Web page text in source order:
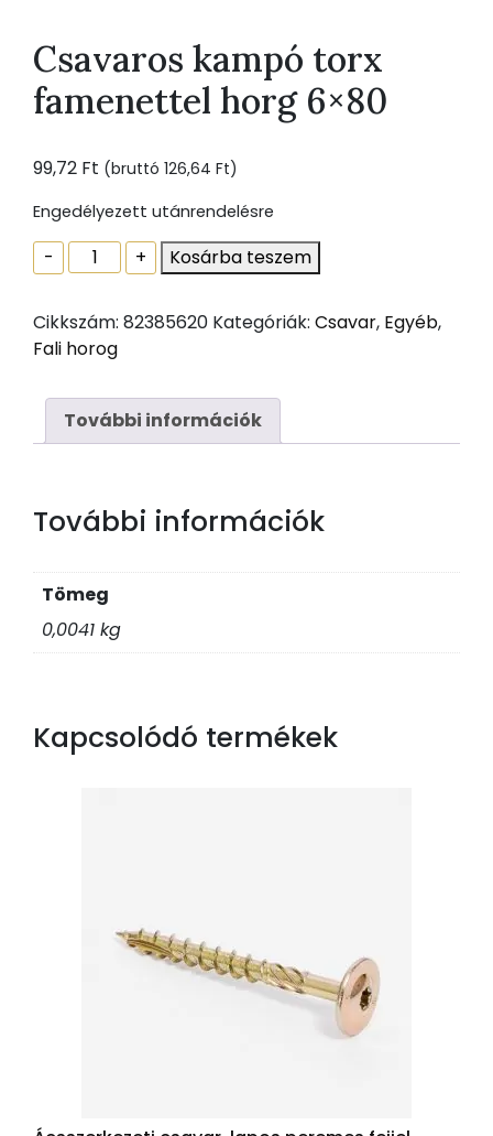
Csavaros kampó torx
famenettel horg 6×80
99,72 Ft (bruttó 126,64 Ft)
Engedélyezett utánrendelésre
-
Csavaros
kampó
famenettel
horg
mennyiség
+ Kosárba teszem
Cikkszám: 82385620 Kategóriák: Csavar, Egyéb,
Fali horog
További információk
További információk
Tömeg
0,0041 kg
Kapcsolódó termékek